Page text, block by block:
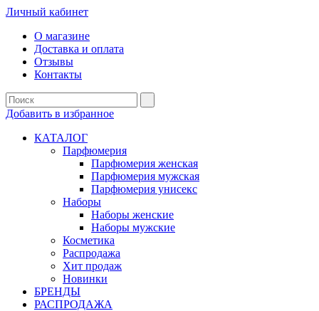
Личный кабинет
О магазине
Доставка и оплата
Отзывы
Контакты
Добавить в избранное
КАТАЛОГ
Парфюмерия
Парфюмерия женская
Парфюмерия мужская
Парфюмерия унисекс
Наборы
Наборы женские
Наборы мужские
Косметика
Распродажа
Хит продаж
Новинки
БРЕНДЫ
РАСПРОДАЖА